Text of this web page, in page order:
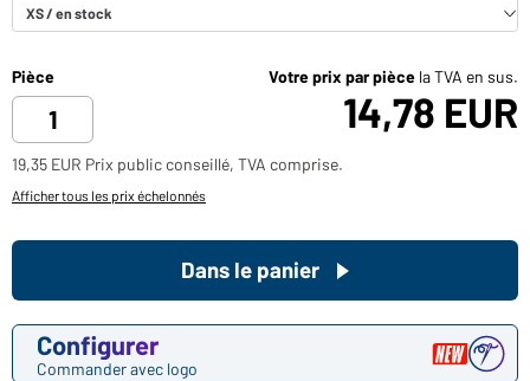
Pièce Votre prix par pièce la TVA en sus.
14,78 EUR
19,35 EUR Prix public conseillé, TVA comprise.
Afficher tous les prix échelonnés
Configurer
Commander avec logo
Dans le panier